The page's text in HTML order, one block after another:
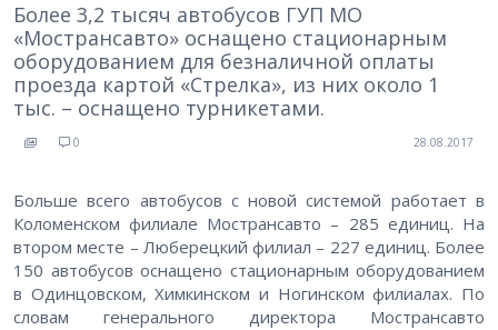
Более 3,2 тысяч автобусов ГУП МО
«Мострансавто» оснащено стационарным
оборудованием для безналичной оплаты
проезда картой «Стрелка», из них около 1
тыс. – оснащено турникетами.
0 28.08.2017
Больше всего автобусов с новой системой работает в
Коломенском филиале Мострансавто – 285 единиц. На
втором месте – Люберецкий филиал – 227 единиц. Более
150 автобусов оснащено стационарным оборудованием
в Одинцовском, Химкинском и Ногинском филиалах. По
словам генерального директора Мострансавто